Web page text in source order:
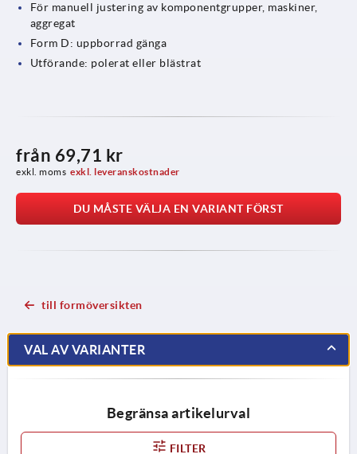
För manuell justering av komponentgrupper, maskiner,
aggregat
Form D: uppborrad gänga
Utförande: polerat eller blästrat
från 69,71 kr
exkl. moms exkl. leveranskostnader
DU MÅSTE VÄLJA EN VARIANT FÖRST
till formöversikten
VAL AV VARIANTER
Begränsa artikelurval
FILTER